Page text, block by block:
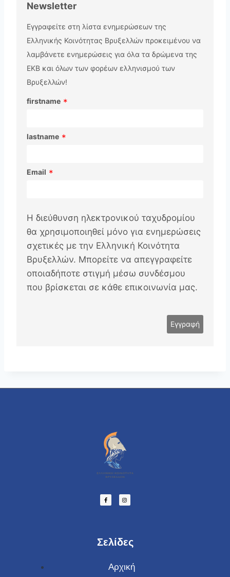
Newsletter
Εγγραφείτε στη λίστα ενημερώσεων της
Ελληνικής Κοινότητας Βρυξελλών προκειμένου να
λαμβάνετε ενημερώσεις για όλα τα δρώμενα της
ΕΚΒ και όλων των φορέων ελληνισμού των
Βρυξελλών!
firstname *
lastname *
Email *
Η διεύθυνση ηλεκτρονικού ταχυδρομίου
θα χρησιμοποιηθεί μόνο για ενημερώσεις
σχετικές με την Ελληνική Κοινότητα
Βρυξελλών. Μπορείτε να απεγγραφείτε
οποιαδήποτε στιγμή μέσω συνδέσμου
που βρίσκεται σε κάθε επικοινωνία μας.
Σελίδες
Αρχική